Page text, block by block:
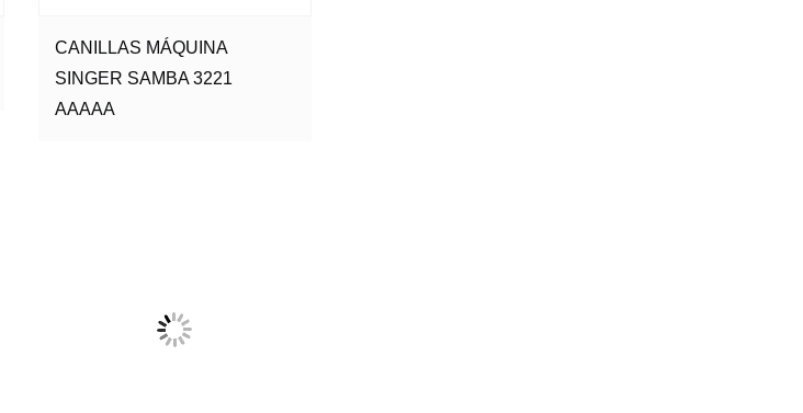
CANILLAS MÁQUINA
SINGER SAMBA 3221
AAAAA